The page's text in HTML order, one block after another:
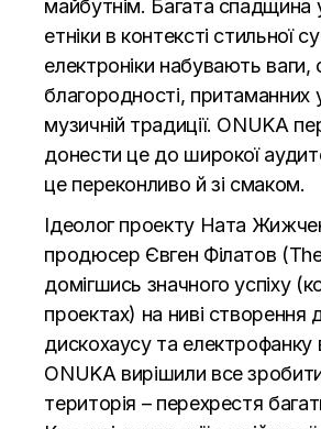
майбутнім. Багата спадщина
етніки в контексті стильної
електроніки набувають ваги,
благородності, притаманних
музичній традиції. ONUKA
донести це до широкої
це переконливо й зі смаком.
Ідеолог проекту Ната
продюсер Євген Філатов
домігшись значного успіху
проектах) на ниві створення
дискохаусу та електрофанку
ONUKA вирішили все
територія – перехрестя